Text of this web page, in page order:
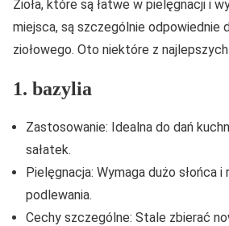
Zioła, które są łatwe w pielęgnacji i
miejsca, są szczególnie odpowiednie
ziołowego. Oto niektóre z
1. bazylia
Zastosowanie: Idealna do dań
sałatek.
Pielęgnacja: Wymaga dużo słońca i
podlewania.
Cechy szczególne: Stale zbierać